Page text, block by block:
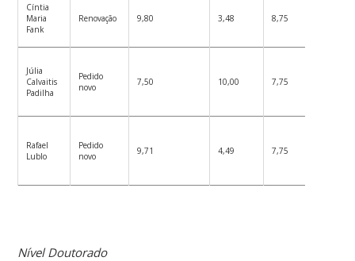
Cíntia
Maria
Fank
Renovação 9,80 3,48 8,75
Júlia
Calvaitis
Padilha
Pedido
novo
7,50 10,00 7,75
Rafael
Lublo
Pedido
novo
9,71 4,49 7,75
Nível Doutorado